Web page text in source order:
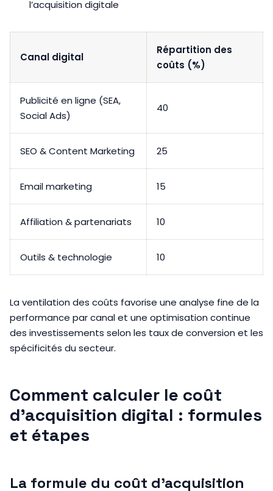
l’acquisition digitale
Canal digital
Répartition des
coûts (%)
Publicité en ligne (SEA,
Social Ads)
40
SEO & Content Marketing 25
Email marketing 15
Affiliation & partenariats 10
Outils & technologie 10
La ventilation des coûts favorise une analyse fine de la
performance par canal et une optimisation continue
des investissements selon les taux de conversion et les
spécificités du secteur.
Comment calculer le coût
d’acquisition digital : formules
et étapes
La formule du coût d’acquisition